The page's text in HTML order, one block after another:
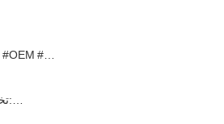
#OEM #ODM
تخضع كل مكنسة كهربائية لرقابة صارمة على الجودة قبل الشحن: